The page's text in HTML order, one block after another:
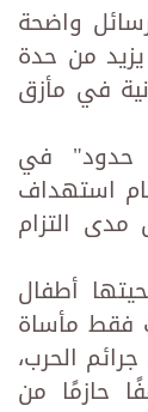
واضحة
من حدة
في مأزق
حدود" في
استهداف
مدى التزام
أطفال
فقط مأساة
الحرب،
حازمًا من